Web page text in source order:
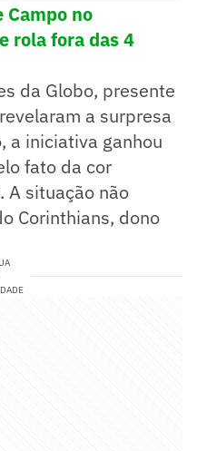
Campo no
rola fora das 4
da Globo, presente
a surpresa
a iniciativa ganhou
fato da cor
A situação não
Corinthians, dono